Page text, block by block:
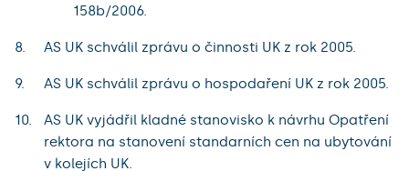
158b/2006.
AS UK schválil zprávu o činnosti UK z rok 2005.
AS UK schválil zprávu o hospodaření UK z rok 2005.
AS UK vyjádřil kladné stanovisko k návrhu Opatření
rektora na stanovení standarních cen na ubytování
v kolejích UK.